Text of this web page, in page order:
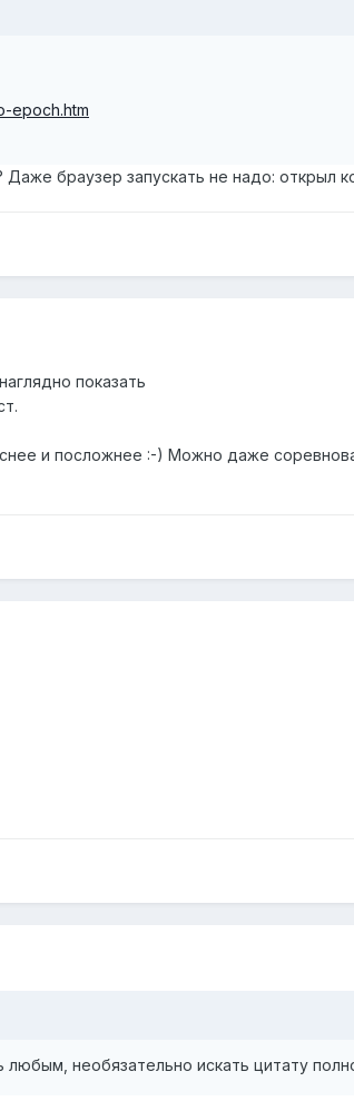
epoch.htm
браузер запускать не надо: открыл
показать
и посложнее :-) Можно даже
необязательно искать цитату